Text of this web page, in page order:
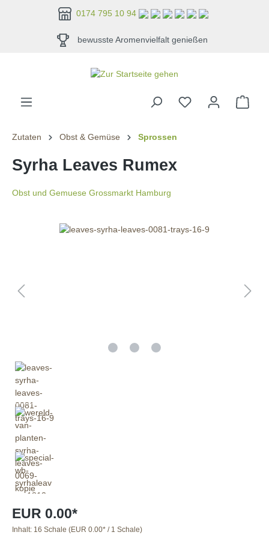
0174 795 10 94
bewusste Aromenvielfalt genießen
Zutaten Obst & Gemüse Sprossen
Syrha Leaves Rumex
Obst und Gemuese Grossmarkt Hamburg
Bildergalerie überspringen
EUR 0.00*
Inhalt: 16 Schale (EUR 0.00* / 1 Schale)